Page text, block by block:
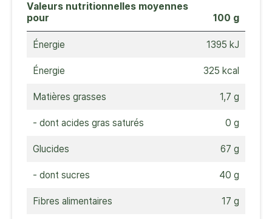
Valeurs nutritionnelles moyennes
pour
100 g
Énergie 1395 kJ
Énergie 325 kcal
Matières grasses 1,7 g
- dont acides gras saturés 0 g
Glucides 67 g
- dont sucres 40 g
Fibres alimentaires 17 g